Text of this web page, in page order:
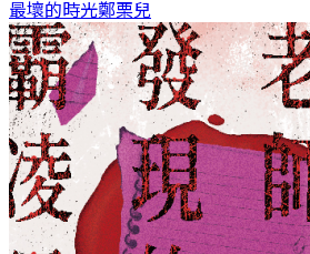
最壞的時光鄭栗兒